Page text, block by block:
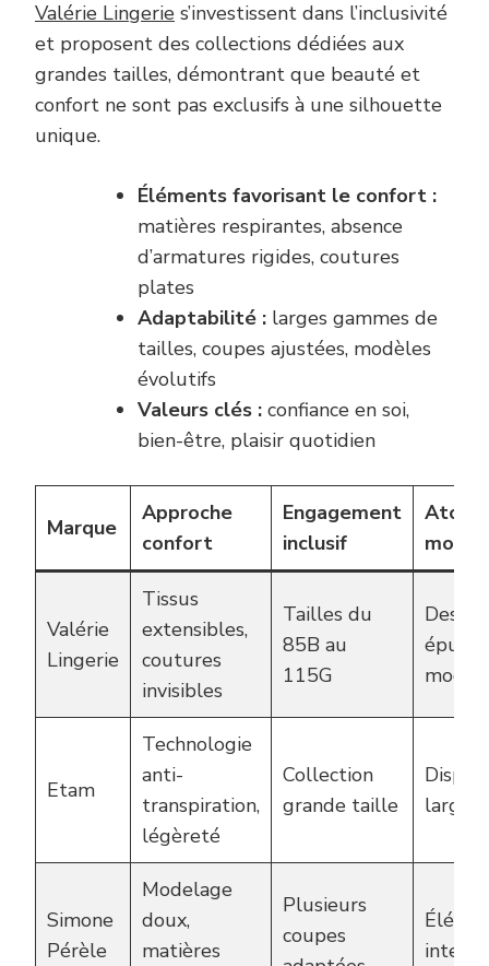
Valérie Lingerie s’investissent dans l’inclusivité
et proposent des collections dédiées aux
grandes tailles, démontrant que beauté et
confort ne sont pas exclusifs à une silhouette
unique.
Éléments favorisant le confort :
matières respirantes, absence
d’armatures rigides, coutures
plates
Adaptabilité : larges gammes de
tailles, coupes ajustées, modèles
évolutifs
Valeurs clés : confiance en soi,
bien-être, plaisir quotidien
Marque
Approche
confort
Engagement
inclusif
mode
Valérie
Lingerie
Tissus
extensibles,
coutures
invisibles
Tailles du
85B au
115G
Design
épuré
Etam
Technologie
anti-
transpiration,
légèreté
Collection
grande taille
large
Simone
Pérèle
Modelage
doux,
matières
Plusieurs
coupes